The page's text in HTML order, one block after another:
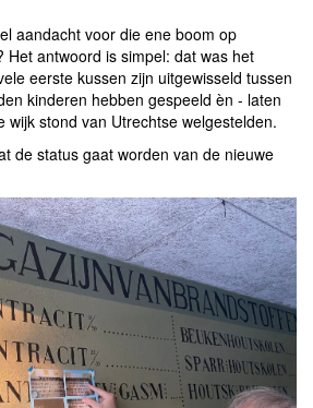
aandacht voor die ene boom op
Het antwoord is simpel: dat was het
eerste kussen zijn uitgewisseld tussen
kinderen hebben gespeeld èn - laten
wijk stond van Utrechtse welgestelden.
de status gaat worden van de nieuwe